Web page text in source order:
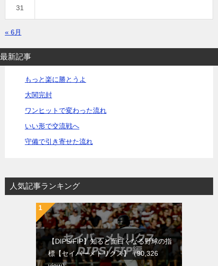
31
« 6月
最新記事
もっと楽に勝とうよ
大関完封
ワンヒットで変わった流れ
いい形で交流戦へ
守備で引き寄せた流れ
人気記事ランキング
【DIPS/FIP】知ると面白くなる野球の指
標【セイバーメトリクス】（90,326